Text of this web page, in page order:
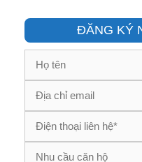
ĐĂNG KÝ